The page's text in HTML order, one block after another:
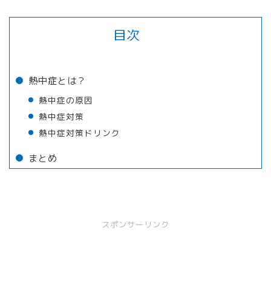
目次
熱中症とは？
熱中症の原因
熱中症対策
熱中症対策ドリンク
まとめ
スポンサーリンク